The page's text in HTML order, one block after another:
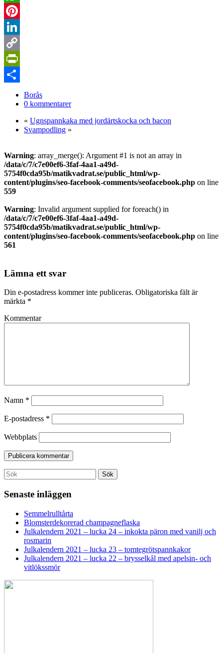
WhatsApp
Pinterest
LinkedIn
Copy
Link
PrintFriendly
Borås
0 kommentarer
« Ugnspannkaka med jordärtskocka och bacon
Svampodling »
Warning: array_merge(): Argument #1 is not an array in
/data/c/7/c7e00ef6-3faf-4aa1-a49d-
5754f0cda95b/matikvadrat.se/public_html/wp-
content/plugins/seo-facebook-comments/seofacebook.php on line
559
Warning: Invalid argument supplied for foreach() in
/data/c/7/c7e00ef6-3faf-4aa1-a49d-
5754f0cda95b/matikvadrat.se/public_html/wp-
content/plugins/seo-facebook-comments/seofacebook.php on line
561
Lämna ett svar
Din e-postadress kommer inte publiceras. Obligatoriska fält är
märkta *
Kommentar
Namn *
E-postadress *
Webbplats
Search
for:
Sök
Senaste inläggen
Semmelrulltårta
Blomsterdekorerad champagneflaska
Julkalendern 2021 – lucka 24 – inkokta päron med vanilj och
rosmarin
Julkalendern 2021 – lucka 23 – tomtegrötspannkakor
Julkalendern 2021 – lucka 22 – brysselkål med apelsin- och
vitlökssmör